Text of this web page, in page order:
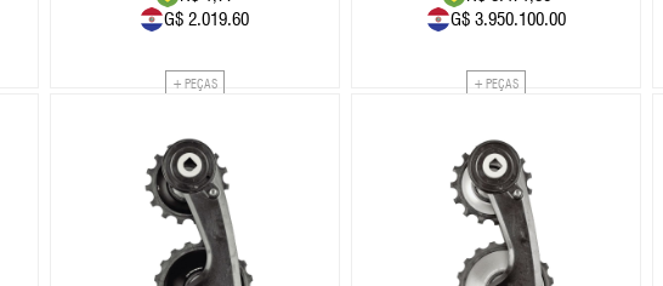
G$ 2.019.60
+ PEÇAS
G$ 3.950.100.00
+ PEÇAS